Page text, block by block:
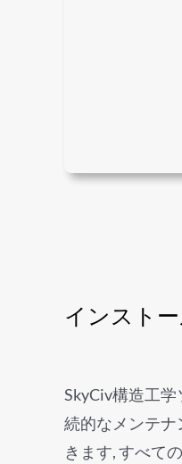
インスト
SkyCiv構造工
続的なメンテナ
きます, すべて